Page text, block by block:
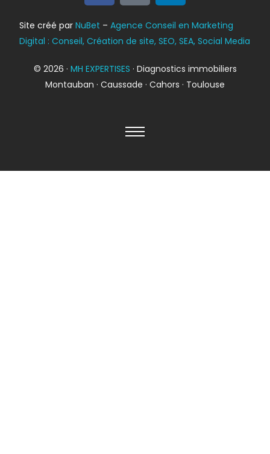
Bilan énergétique
DPE
© 2026 · MH EXPERTISES · Diagnostics immobiliers
Montauban · Caussade · Cahors · Toulouse
Site créé parNuBet –Agence Conseil en Marketing
Digital : Conseil, Création de site, SEO, SEA, Social Media